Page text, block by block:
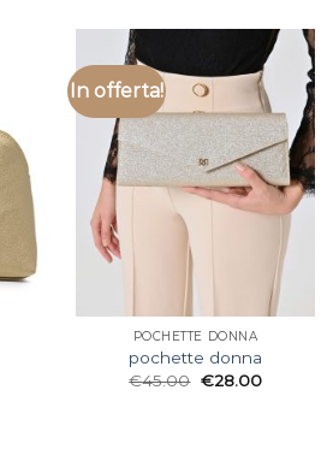
In offerta!
POCHETTE DONNA
pochette donna
€45.00 €28.00